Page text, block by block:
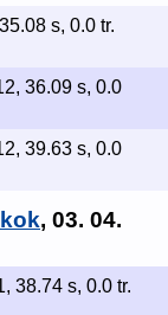
s, 0.0 tr.
36.09 s, 0.0
39.63 s, 0.0
, 03. 04.
38.74 s, 0.0 tr.